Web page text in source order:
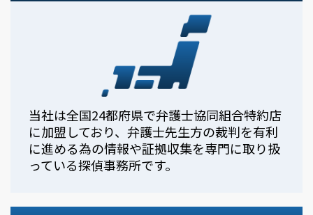
当社は全国24都府県で弁護士協同組合特約店
に加盟しており、弁護士先生方の裁判を有利
に進める為の情報や証拠収集を専門に取り扱
っている探偵事務所です。